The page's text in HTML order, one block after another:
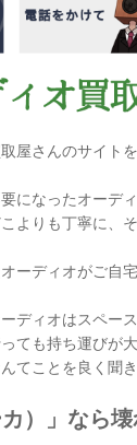
屋さんのサイト
になったオーデ
よりも丁寧に、
ーディオがご自
ディオはスペー
ても持ち運びが
てことを良く聞き
カ）」なら